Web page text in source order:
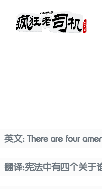
英文: There are four
翻译:宪法中有四个关于